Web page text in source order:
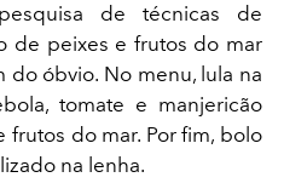
de técnicas de
de peixes e frutos do mar
óbvio. No menu, lula na
tomate e manjericão
frutos do mar. Por fim, bolo
na lenha.